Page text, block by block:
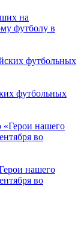
на
футболу в
футбольных
нашего
во